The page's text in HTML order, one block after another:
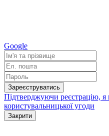
Google
Зареєструватись
Підтверджуючи реєстрацію,
користувальницької угоди
Закрити